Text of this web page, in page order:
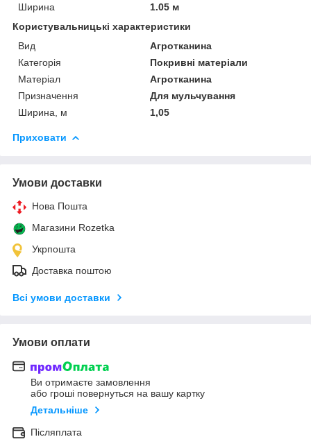
Ширина
1.05 м
Користувальницькі характеристики
Вид
Агротканина
Категорія
Покривні матеріали
Матеріал
Агротканина
Призначення
Для мульчування
Ширина, м
1,05
Приховати
Умови доставки
Нова Пошта
Магазини Rozetka
Укрпошта
Доставка поштою
Всі умови доставки
Умови оплати
Ви отримаєте замовлення
або гроші повернуться на вашу картку
Детальніше
Післяплата